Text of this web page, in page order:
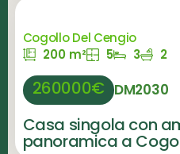
Cogollo Del Cengio
200 m²
5 3 2
260000€ DM2030
Casa singola con
panoramica a